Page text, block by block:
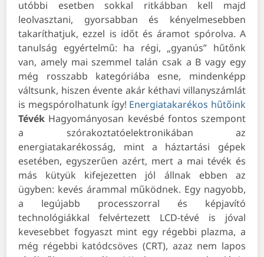
utóbbi esetben sokkal ritkábban kell majd
leolvasztani, gyorsabban és kényelmesebben
takaríthatjuk, ezzel is időt és áramot spórolva. A
tanulság egyértelmű: ha régi, „gyanús” hűtőnk
van, amely mai szemmel talán csak a B vagy egy
még rosszabb kategóriába esne, mindenképp
váltsunk, hiszen évente akár kéthavi villanyszámlát
is megspórolhatunk így! Energiatakarékos hűtőink
Tévék Hagyományosan kevésbé fontos szempont
a szórakoztatóelektronikában az
energiatakarékosság, mint a háztartási gépek
esetében, egyszerűen azért, mert a mai tévék és
más kütyük kifejezetten jól állnak ebben az
ügyben: kevés árammal működnek. Egy nagyobb,
a legújabb processzorral és képjavító
technológiákkal felvértezett LCD-tévé is jóval
kevesebbet fogyaszt mint egy régebbi plazma, a
még régebbi katódcsöves (CRT), azaz nem lapos